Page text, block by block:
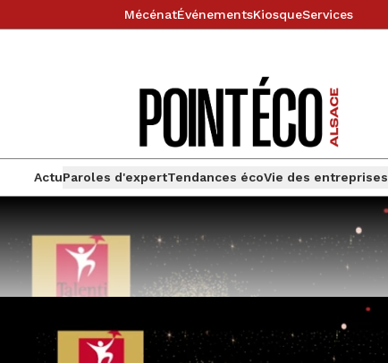
MécénatÉvénementsKiosqueServices
ActuParoles d'expertTendances écoVie des entreprises